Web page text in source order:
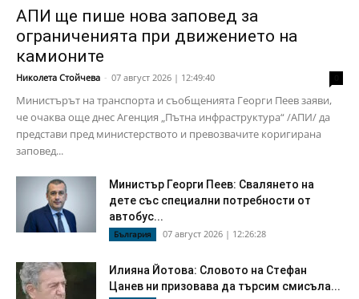
АПИ ще пише нова заповед за
ограниченията при движението на
камионите
Николета Стойчева - 07 август 2026 | 12:49:40
Министърът на транспорта и съобщенията Георги Пеев заяви,
че очаква още днес Агенция „Пътна инфраструктура“ /АПИ/ да
представи пред министерството и превозвачите коригирана
заповед...
Министър Георги Пеев: Свалянето на
дете със специални потребности от
автобус...
България 07 август 2026 | 12:26:28
Илияна Йотова: Словото на Стефан
Цанев ни призовава да търсим смисъла...